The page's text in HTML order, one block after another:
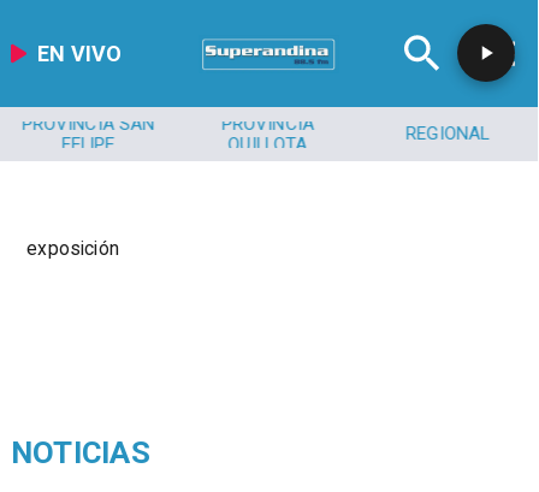
EN VIVO
PROVINCIA SAN
FELIPE
PROVINCIA
QUILLOTA
REGIONAL
exposición
NOTICIAS